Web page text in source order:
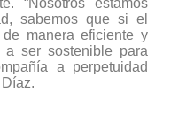
“Nosotros estamos
sabemos que si el
manera eficiente y
a ser sostenible para
a perpetuidad